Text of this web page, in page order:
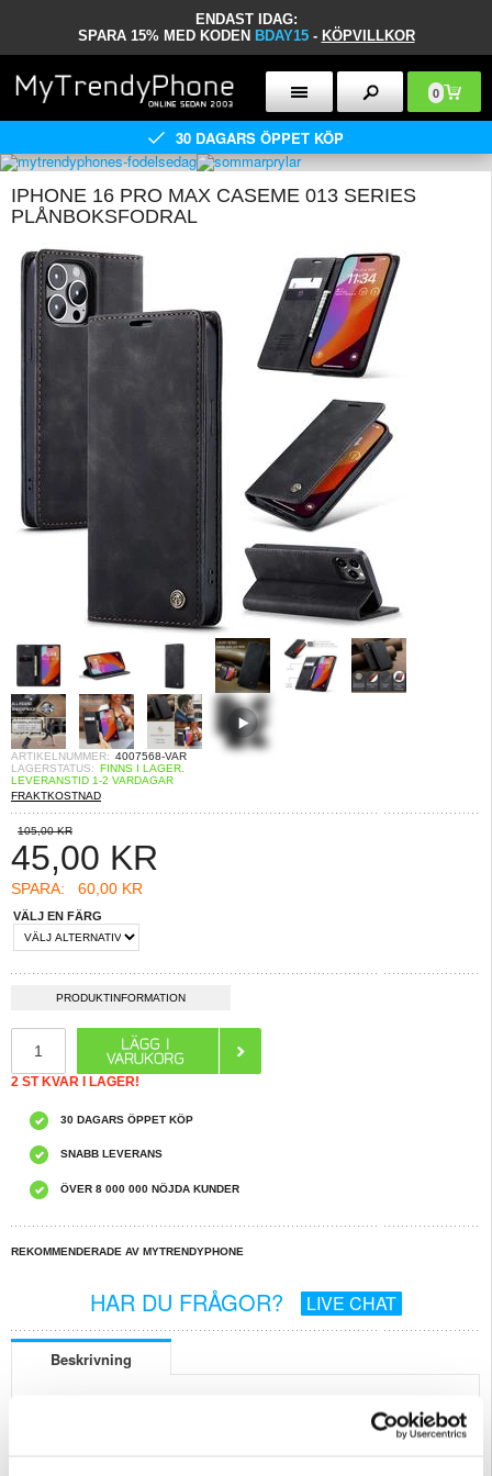
ENDAST IDAG:
SPARA 15% MED KODEN BDAY15 - KÖPVILLKOR
0
30 DAGARS ÖPPET KÖP
IPHONE 16 PRO MAX CASEME 013 SERIES
PLÅNBOKSFODRAL
ARTIKELNUMMER: 4007568-VAR
LAGERSTATUS: FINNS I LAGER.
LEVERANSTID 1-2 VARDAGAR
FRAKTKOSTNAD
105,00 KR
45,00 KR
SPARA: 60,00 KR
VÄLJ EN FÄRG
PRODUKTINFORMATION
2 ST KVAR I LAGER!
30 DAGARS ÖPPET KÖP
SNABB LEVERANS
ÖVER 8 000 000 NÖJDA KUNDER
REKOMMENDERADE AV MYTRENDYPHONE
HAR DU FRÅGOR? LIVE CHAT
Beskrivning
Bär din iPhone 16 Pro Max tillsammans med dina viktigaste kort tack vare